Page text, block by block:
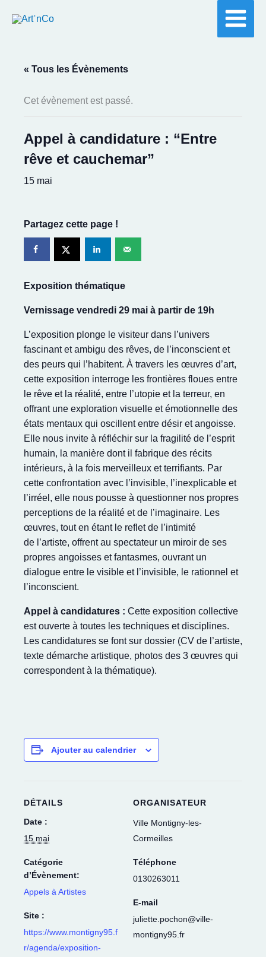
« Tous les Évènements
Cet évènement est passé.
Appel à candidature : “Entre
rêve et cauchemar”
15 mai
Partagez cette page !
Exposition thématique
Vernissage vendredi 29 mai à partir de 19h
L’exposition plonge le visiteur dans l’univers
fascinant et ambigu des rêves, de l’inconscient et
des peurs qui l’habitent. À travers les œuvres d’art,
cette exposition interroge les frontières floues entre
le rêve et la réalité, entre l’utopie et la terreur, en
offrant une exploration visuelle et émotionnelle des
états mentaux qui oscillent entre désir et angoisse.
Elle nous invite à réfléchir sur la fragilité de l’esprit
humain, la manière dont il fabrique des récits
intérieurs, à la fois merveilleux et terrifiants. Par
cette confrontation avec l’invisible, l’inexplicable et
l’irréel, elle nous pousse à questionner nos propres
perceptions de la réalité et de l’imaginaire. Les
œuvres, tout en étant le reflet de l’intimité
de l’artiste, offrent au spectateur un miroir de ses
propres angoisses et fantasmes, ouvrant un
dialogue entre le visible et l’invisible, le rationnel et
l’inconscient.
Appel à candidatures : Cette exposition collective
est ouverte à toutes les techniques et disciplines.
Les candidatures se font sur dossier (CV de l’artiste,
texte démarche artistique, photos des 3 œuvres qui
correspondent à la thématique).
Ajouter au calendrier
DÉTAILS
Date :
15 mai
Catégorie
d’Évènement:
Appels à Artistes
Site :
https://www.montigny95.f
r/agenda/exposition-
ORGANISATEUR
Ville Montigny-les-
Cormeilles
Téléphone
0130263011
E-mail
juliette.pochon@ville-
montigny95.fr